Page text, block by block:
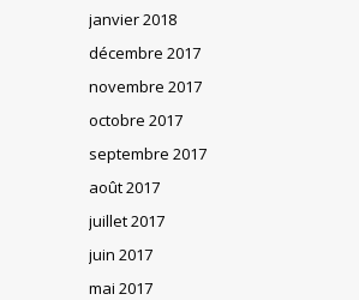
janvier 2018
décembre 2017
novembre 2017
octobre 2017
septembre 2017
août 2017
juillet 2017
juin 2017
mai 2017